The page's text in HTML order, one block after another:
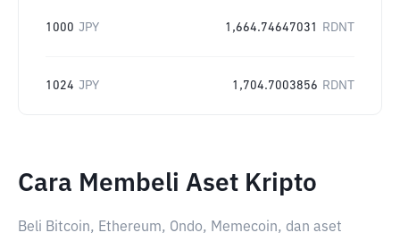
1000 JPY 1,664.74647031 RDNT
1024 JPY 1,704.7003856 RDNT
Cara Membeli Aset Kripto
Beli Bitcoin, Ethereum, Ondo, Memecoin, dan aset